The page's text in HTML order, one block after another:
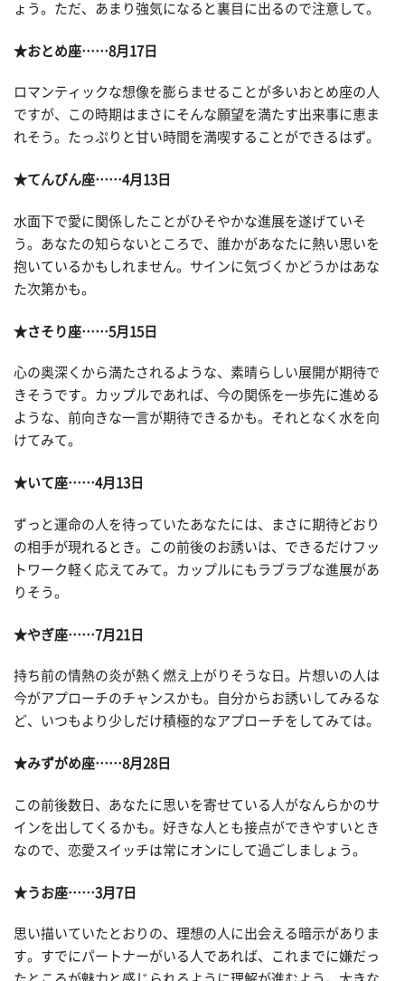
ょう。ただ、あまり強気になると裏目に出るので注意して。
★おとめ座……8月17日
ロマンティックな想像を膨らませることが多いおとめ座の人
ですが、この時期はまさにそんな願望を満たす出来事に恵ま
れそう。たっぷりと甘い時間を満喫することができるはず。
★てんびん座……4月13日
水面下で愛に関係したことがひそやかな進展を遂げていそ
う。あなたの知らないところで、誰かがあなたに熱い思いを
抱いているかもしれません。サインに気づくかどうかはあな
た次第かも。
★さそり座……5月15日
心の奥深くから満たされるような、素晴らしい展開が期待で
きそうです。カップルであれば、今の関係を一歩先に進める
ような、前向きな一言が期待できるかも。それとなく水を向
けてみて。
★いて座……4月13日
ずっと運命の人を待っていたあなたには、まさに期待どおり
の相手が現れるとき。この前後のお誘いは、できるだけフッ
トワーク軽く応えてみて。カップルにもラブラブな進展があ
りそう。
★やぎ座……7月21日
持ち前の情熱の炎が熱く燃え上がりそうな日。片想いの人は
今がアプローチのチャンスかも。自分からお誘いしてみるな
ど、いつもより少しだけ積極的なアプローチをしてみては。
★みずがめ座……8月28日
この前後数日、あなたに思いを寄せている人がなんらかのサ
インを出してくるかも。好きな人とも接点ができやすいとき
なので、恋愛スイッチは常にオンにして過ごしましょう。
★うお座……3月7日
思い描いていたとおりの、理想の人に出会える暗示がありま
す。すでにパートナーがいる人であれば、これまでに嫌だっ